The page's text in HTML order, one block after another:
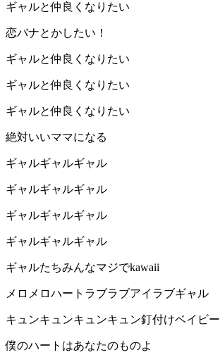
ギャルと仲良くなりたい
恋バナとかしたい！
ギャルと仲良くなりたい
ギャルと仲良くなりたい
ギャルと仲良くなりたい
絶対いいママになる
ギャルギャルギャル
ギャルギャルギャル
ギャルギャルギャル
ギャルギャルギャル
ギャルたちみんなマジでkawaii
メロメロハートラブラブアイラブギャル
キュンキュンキュンキュン釘付けベイビー
僕のハートはあなたのものよ